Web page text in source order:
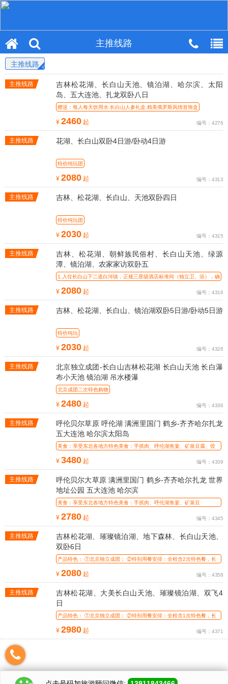
主推线路
主推线路
主推线路
吉林松花湖、长白山天池、镜泊湖、哈尔滨、太阳
岛、五大连池、扎龙双卧八日
赠送：每人每天饮用水.长白山人参礼盒.精美俄罗斯风情首饰盒
¥ 2460 起 编号：4276
主推线路 花湖、长白山双卧4日游/卧动4日游
特价纯玩团
¥ 2080 起 编号：4313
主推线路 吉林、松花湖、长白山、天池双卧四日
特价纯玩团
¥ 2030 起 编号：4315
主推线路
吉林、松花湖、朝鲜族民俗村、长白山天池、绿源
潭、镜泊湖、农家家访双卧五
1.入住长白山下二道白河镇，正规三星级酒店标准间（独立卫、浴），确
¥ 2080 起 编号：4316
主推线路 吉林、松花湖、长白山、镜泊湖双卧5日游/卧动5日游
特价纯玩
¥ 2030 起 编号：4326
主推线路
北京独立成团-长白山吉林松花湖 长白山天池 长白瀑
布小天池 镜泊湖 吊水楼瀑
北京成团二次特色购物
¥ 2480 起 编号：4336
主推线路
呼伦贝尔草原 呼伦湖 满洲里国门 鹤乡-齐齐哈尔扎龙
五大连池 哈尔滨太阳岛
美食：享受东北各地方特色美食：手抓肉、呼伦湖鱼宴、矿泉豆腐、饺
¥ 3480 起 编号：4339
主推线路
呼伦贝尔大草原 满洲里国门 鹤乡-齐齐哈尔扎龙 世界
地址公园 五大连池 哈尔滨
美食：享受东北各地方特色美食：手抓肉、呼伦湖鱼宴、矿泉豆
¥ 2780 起 编号：4345
主推线路
吉林松花湖、璀璨镜泊湖、地下森林、长白山天池、
双卧6日
产品特色： ①北京独立成团； ②特别用餐安排：全程含2次特色餐，长
¥ 2080 起 编号：4358
主推线路
吉林松花湖、大美长白山天池、璀璨镜泊湖、双飞4
日
产品特色： ①北京独立成团； ②特别用餐安排：全程含1次特色餐，长
¥ 2980 起 编号：4371